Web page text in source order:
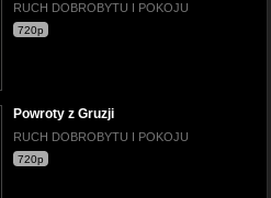
RUCH DOBROBYTU I POKOJU
720p
Powroty z Gruzji
RUCH DOBROBYTU I POKOJU
720p